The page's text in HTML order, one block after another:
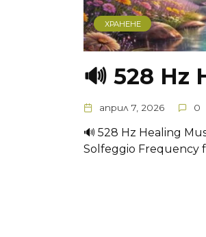
ХРАНЕНЕ
🔊 528 Hz
април 7, 2026 0
🔊 528 Hz Healing
Solfeggio Frequency